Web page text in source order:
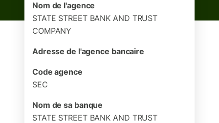
Nom de l'agence
STATE STREET BANK AND TRUST
COMPANY
Adresse de l'agence bancaire
Code agence
SEC
Nom de sa banque
STATE STREET BANK AND TRUST